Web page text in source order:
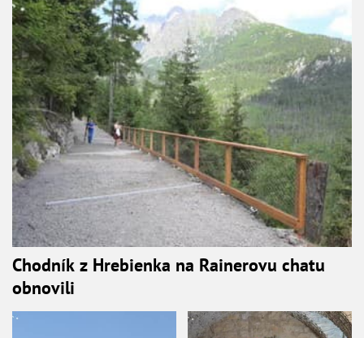
Chodník z Hrebienka na Rainerovu chatu
obnovili